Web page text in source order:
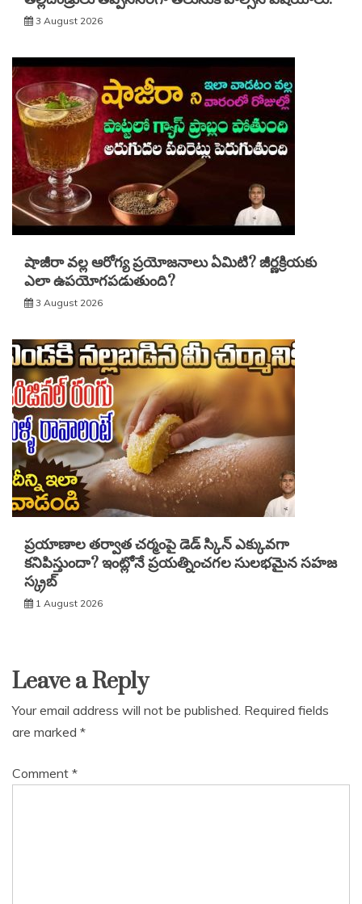
3 August 2026
షాజీరా వల్ల ఆరోగ్య ప్రయోజనాలు ఏమిటి? జీర్ణక్రియకు
ఎలా ఉపయోగపడుతుంది?
3 August 2026
ప్రయాణాల తర్వాత చర్మంపై డెడ్ స్కిన్ ఎక్కువగా
కనిపిస్తుందా? ఇంట్లోనే ప్రయత్నించగల సులభమైన సహజ
స్క్రబ్
1 August 2026
Leave a Reply
Your email address will not be published. Required fields
are marked *
Comment *